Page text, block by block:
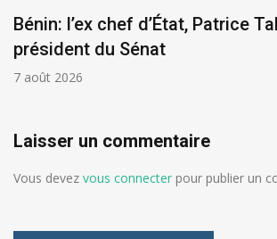
Bénin: l’ex chef d’État, Patrice
président du Sénat
7 août 2026
Laisser un commentaire
Vous devez vous connecter pour publier un